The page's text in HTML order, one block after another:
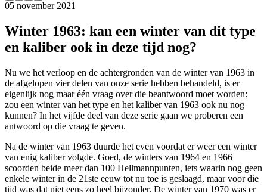
05 november 2021
Winter 1963: kan een winter van dit type
en kaliber ook in deze tijd nog?
Nu we het verloop en de achtergronden van de winter van 1963 in
de afgelopen vier delen van onze serie hebben behandeld, is er
eigenlijk nog maar één vraag over die beantwoord moet worden:
zou een winter van het type en het kaliber van 1963 ook nu nog
kunnen? In het vijfde deel van deze serie gaan we proberen een
antwoord op die vraag te geven.
Na de winter van 1963 duurde het even voordat er weer een winter
van enig kaliber volgde. Goed, de winters van 1964 en 1966
scoorden beide meer dan 100 Hellmannpunten, iets waarin nog geen
enkele winter in de 21ste eeuw tot nu toe is geslaagd, maar voor die
tijd was dat niet eens zo heel bijzonder. De winter van 1970 was er